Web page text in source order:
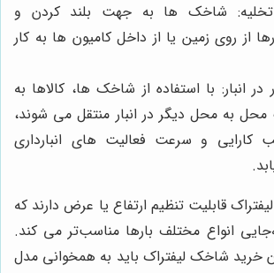
تخلیه: شاخک ها به جهت بلند کردن و
از روی زمین یا از داخل کامیون ها به کار
در انبار: با استفاده از شاخک ها، کالاها به
به محل دیگر در انبار منتقل می شوند،
کارایی و سرعت فعالیت های انبارداری
قابلیت تنظیم ارتفاع یا عرض دارند که
انواع مختلف بارها مناسب‌تر می کند.
خرید شاخک لیفتراک باید به همخوانی مدل